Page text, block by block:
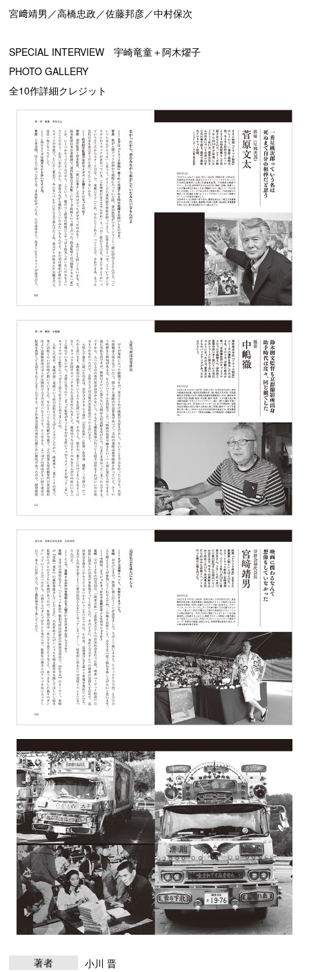
宮﨑靖男／高橋忠政／佐藤邦彦／中村保次
SPECIAL INTERVIEW 宇崎竜童＋阿木燿子
PHOTO GALLERY
全10作詳細クレジット
著者
小川 晋